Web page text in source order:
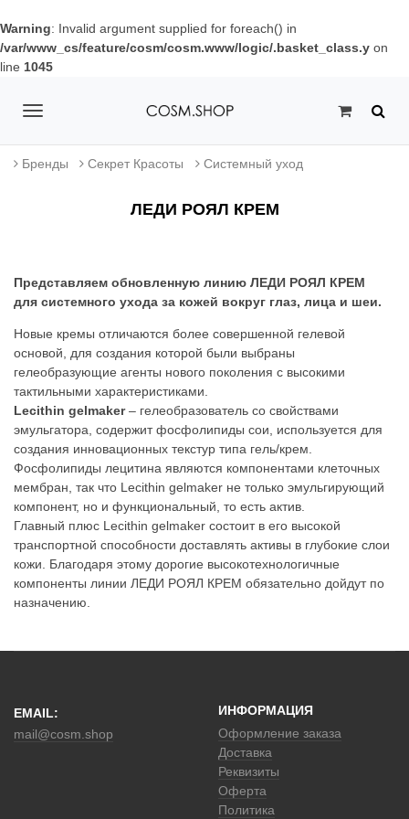
Warning: Invalid argument supplied for foreach() in
/var/www_cs/feature/cosm/cosm.www/logic/.basket_class.y on
line 1045
T
o
e
n
a
v
i
g
a
t
i
o
n
Бренды Секрет Красоты Системный уход
ЛЕДИ РОЯЛ КРЕМ
Представляем обновленную линию ЛЕДИ РОЯЛ КРЕМ
для системного ухода за кожей вокруг глаз, лица и шеи.
Новые кремы отличаются более совершенной гелевой
основой, для создания которой были выбраны
гелеобразующие агенты нового поколения с высокими
тактильными характеристиками.
Lecithin gelmaker– гелеобразователь со свойствами
эмульгатора, содержит фосфолипиды сои, используется для
создания инновационных текстур типа гель/крем.
Фосфолипиды лецитина являются компонентами клеточных
мембран, так что Lecithin gelmaker не только эмульгирующий
компонент, но и функциональный, то есть актив.
Главный плюс Lecithin gelmaker состоит в его высокой
транспортной способности доставлять активы в глубокие слои
кожи. Благодаря этому дорогие высокотехнологичные
компоненты линии ЛЕДИ РОЯЛ КРЕМ обязательно дойдут по
назначению.
EMAIL:
mail@cosm.shop
ИНФОРМАЦИЯ
Оформление заказа
Доставка
Реквизиты
Оферта
Политика